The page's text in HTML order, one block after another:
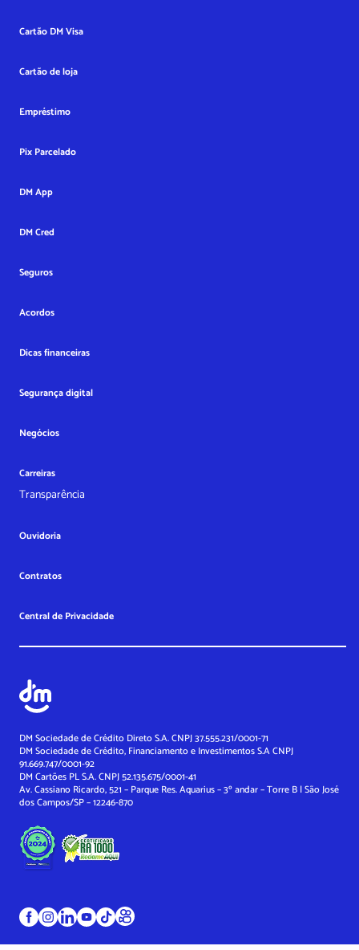
Cartão DM Visa
Cartão de loja
Empréstimo
Pix Parcelado
DM App
DM Cred
Seguros
Acordos
Dicas financeiras
Segurança digital
Negócios
Carreiras
Transparência
Ouvidoria
Contratos
Central de Privacidade
DM Sociedade de Crédito Direto S.A. CNPJ 37.555.231/0001-71
DM Sociedade de Crédito, Financiamento e Investimentos S.ACNPJ
91.669.747/0001-92
DM Cartões PL S.A. CNPJ 52.135.675/0001-41
Av. Cassiano Ricardo, 521 – Parque Res. Aquarius – 3º andar – Torre B | São José
dos Campos/SP – 12246-870